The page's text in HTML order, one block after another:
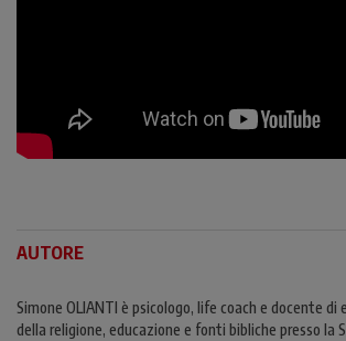
AUTORE
Simone OLIANTI è psicologo, life coach e docente di
della religione, educazione e fonti bibliche presso la